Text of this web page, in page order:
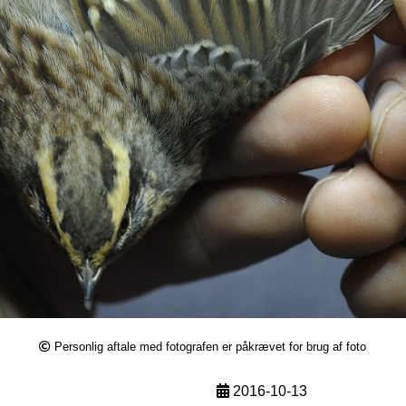
Personlig aftale med fotografen er påkrævet for brug af foto
2016-10-13